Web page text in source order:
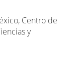
Centro de
y